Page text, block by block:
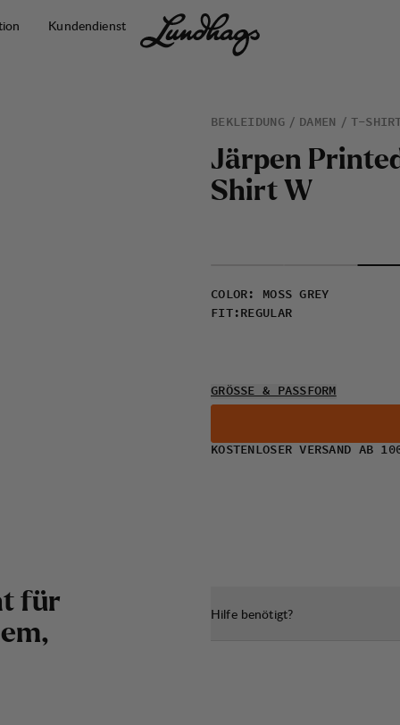
Kundendienst
BEKLEIDUNG DAMEN T-
Järpen Printe
Shirt W
COLOR :
MOSS GREY
FIT: REGULAR
GRÖSSE & PASSFORM
KOSTENLOSER VERSAND AB
t für
em,
Hilfe benötigt?